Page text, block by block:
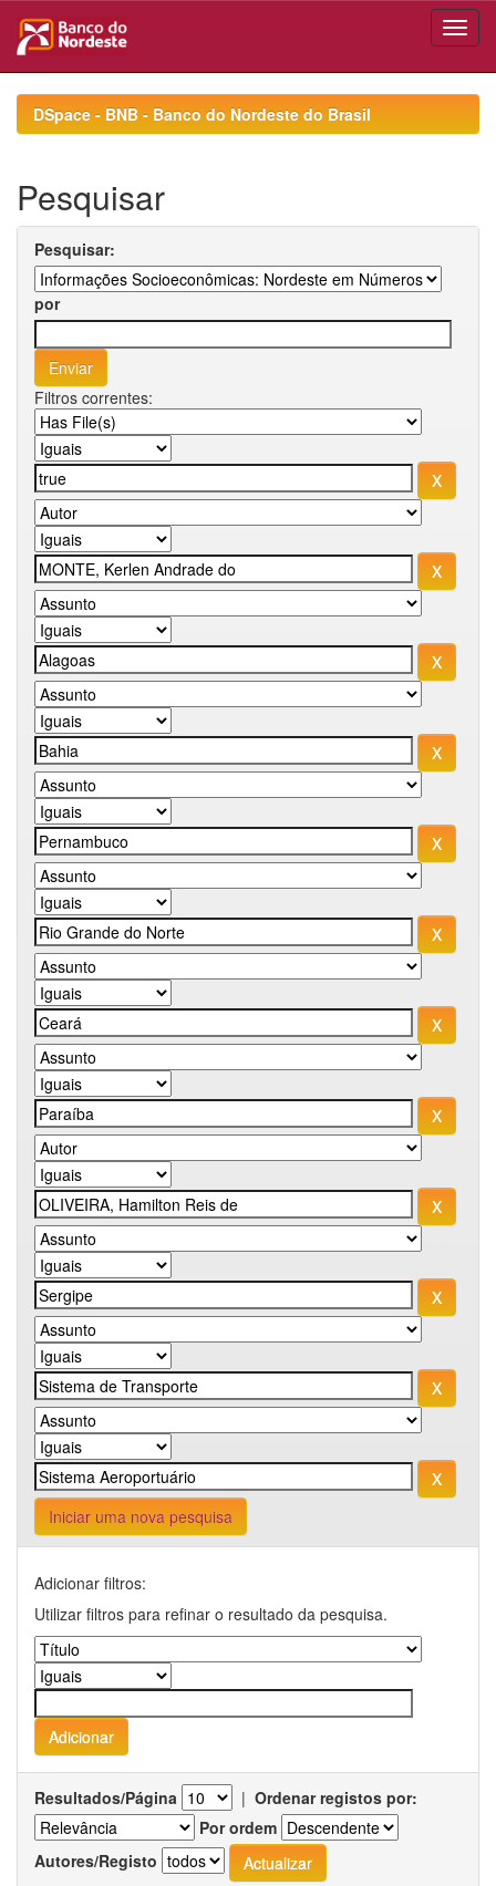
navigationDSpace - BNB - Banco do Nordeste do Brasil
Pesquisar
Pesquisar:
por
Filtros correntes:
Iniciar uma nova pesquisa
Adicionar filtros:
Utilizar filtros para refinar o resultado da pesquisa.
Resultados/Página | Ordenar registos por:
Por ordem
Autores/Registo